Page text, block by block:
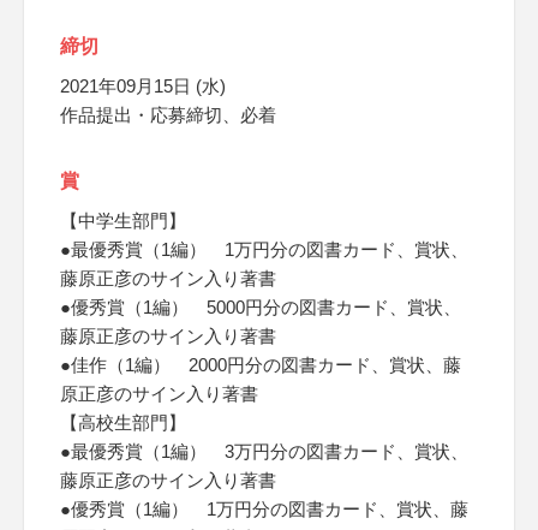
締切
2021年09月15日 (水)
作品提出・応募締切、必着
賞
【中学生部門】
●最優秀賞（1編） 1万円分の図書カード、賞状、
藤原正彦のサイン入り著書
●優秀賞（1編） 5000円分の図書カード、賞状、
藤原正彦のサイン入り著書
●佳作（1編） 2000円分の図書カード、賞状、藤
原正彦のサイン入り著書
【高校生部門】
●最優秀賞（1編） 3万円分の図書カード、賞状、
藤原正彦のサイン入り著書
●優秀賞（1編） 1万円分の図書カード、賞状、藤